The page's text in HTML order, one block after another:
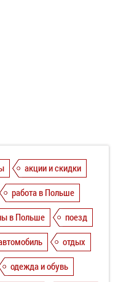
акции и скидки
работа в Польше
в Польше
поезд
отдых
одежда и обувь